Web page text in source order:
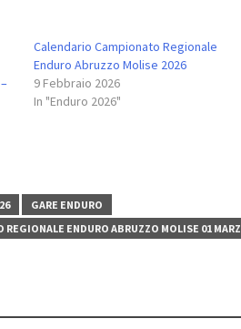
Calendario Campionato Regionale
Enduro Abruzzo Molise 2026
9 Febbraio 2026
In "Enduro 2026"
GARE ENDURO
REGIONALE ENDURO ABRUZZO MOLISE 01